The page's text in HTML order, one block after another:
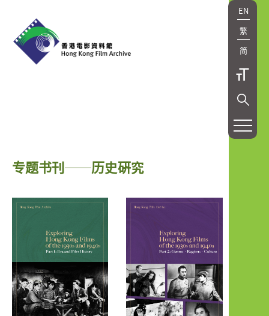
EN
繁
简
专题书刊──历史硏究